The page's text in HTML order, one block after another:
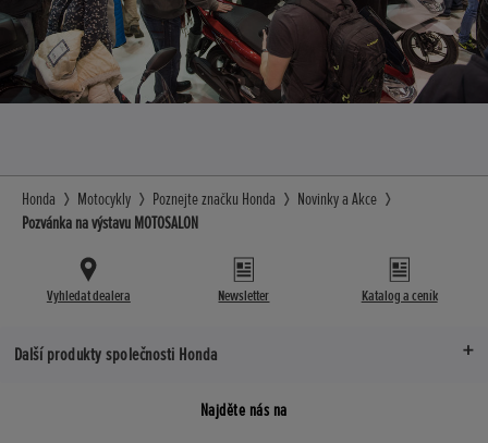
Honda Motocykly Poznejte značku Honda
Novinky a Akce
Pozvánka na výstavu MOTOSALON
Vyhledat dealera Newsletter Katalog a ceník
Další produkty společnosti Honda
Najděte nás na